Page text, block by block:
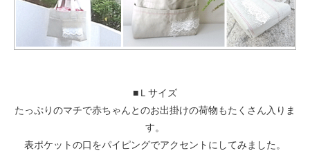
■Ｌサイズ
たっぷりのマチで赤ちゃんとのお出掛けの荷物もたくさん入りま
す。
表ポケットの口をパイピングでアクセントにしてみました。